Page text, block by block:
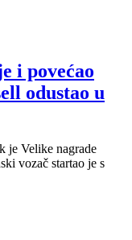
i povećao
odustao u
je Velike nagrade
vozač startao je s